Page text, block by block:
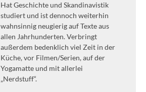
Hat Geschichte und Skandinavistik
studiert und ist dennoch weiterhin
wahnsinnig neugierig auf Texte aus
allen Jahrhunderten. Verbringt
außerdem bedenklich viel Zeit in der
Küche, vor Filmen/Serien, auf der
Yogamatte und mit allerlei
„Nerdstuff“.